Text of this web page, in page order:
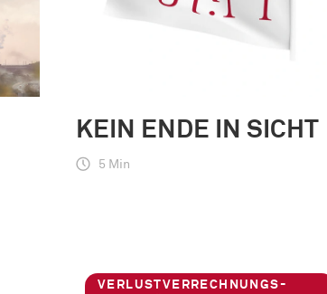
KEIN ENDE IN SICHT
5 Min
VERLUSTVERRECHNUNGS-